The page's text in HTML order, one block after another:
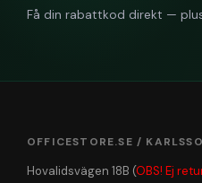
OFFICESTORE.SE /
Hovalidsvägen 18B (OBS! Ej
Få din rabattkod direkt —